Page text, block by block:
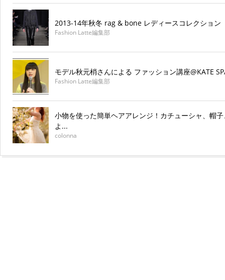
2013-14年秋冬 rag & bone レディースコレクション
Fashion Latte編集部
モデル秋元梢さんによる ファッション講座@KATE
Fashion Latte編集部
小物を使った簡単ヘアアレンジ！カチューシャ、帽
よ...
colonna